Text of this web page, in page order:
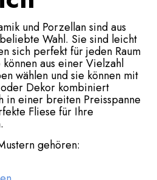
und Porzellan sind aus
Wahl. Sie sind leicht
sich perfekt für jeden Raum
können aus einer Vielzahl
wählen und sie können mit
Dekor kombiniert
in einer breiten Preisspanne
Fliese für Ihre
gehören: